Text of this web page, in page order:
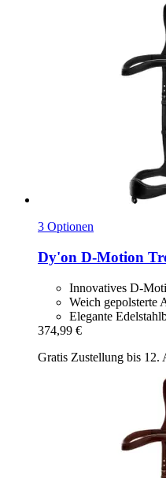
3 Optionen
Dy'on D-​Motion
Innovatives D-
Weich gepolsterte
Elegante
374,99 €
Gratis Zustellung bis 12.